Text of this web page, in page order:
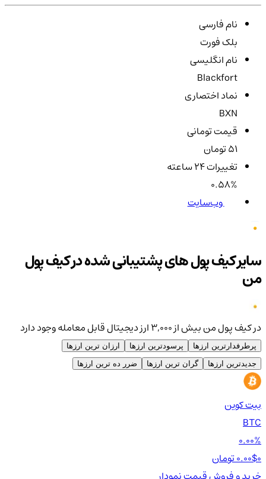
نام فارسی
بلک فورت
نام انگلیسی
Blackfort
نماد اختصاری
BXN
قیمت تومانی
51 تومان
تغییرات ۲۴ ساعته
0.58%
وب‌سایت
سایر کیف پول های پشتیبانی شده در کیف پول
من
در کیف پول من بیش از ۳,۰۰۰ ارز دیجیتال قابل معامله وجود دارد
پرطرفدارترین ارزها پرسودترین ارزها
ارزان ترین ارزها
جدیدترین ارزها
گران ترین ارزها ضرر ده ترین ارزها
بیت کوین
BTC
0.00%
0.00$